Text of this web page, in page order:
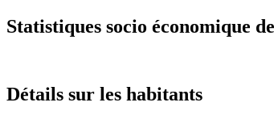
Statistiques socio économique
Détails sur les habitants